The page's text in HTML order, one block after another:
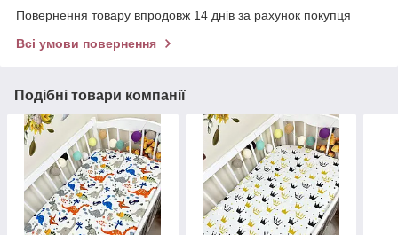
Повернення товару впродовж 14 днів за рахунок покупця
Всі умови повернення
Подібні товари компанії